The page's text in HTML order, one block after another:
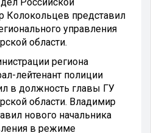
Колокольцев представил
управления
области.
региона
лейтенант полиции
в должность главы ГУ
области. Владимир
нового начальника
в режиме